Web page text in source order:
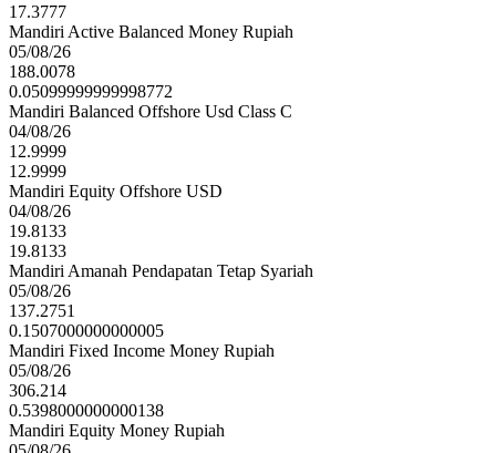
17.3777
Mandiri Active Balanced Money Rupiah
05/08/26
188.0078
0.05099999999998772
Mandiri Balanced Offshore Usd Class C
04/08/26
12.9999
12.9999
Mandiri Equity Offshore USD
04/08/26
19.8133
19.8133
Mandiri Amanah Pendapatan Tetap Syariah
05/08/26
137.2751
0.1507000000000005
Mandiri Fixed Income Money Rupiah
05/08/26
306.214
0.5398000000000138
Mandiri Equity Money Rupiah